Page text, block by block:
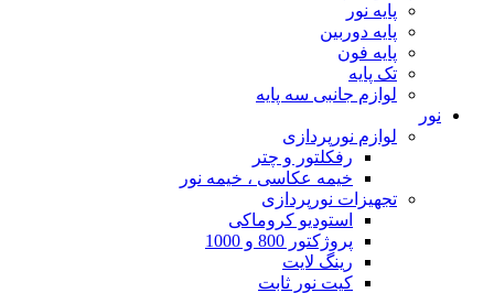
پایه نور
پایه دوربین
پایه فون
تک پایه
لوازم جانبی سه پایه
نور
لوازم نورپردازی
رفکلتور و چتر
خیمه عکاسی ، خیمه نور
تجهیزات نورپردازی
استودیو کروماکی
پروژکتور 800 و 1000
رینگ لایت
کیت نور ثابت